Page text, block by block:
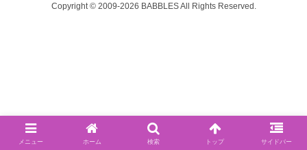
Copyright © 2009-2026 BABBLES All Rights Reserved.
メニュー ホーム 検索 トップ サイドバー